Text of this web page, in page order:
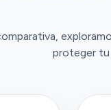
proteger tu